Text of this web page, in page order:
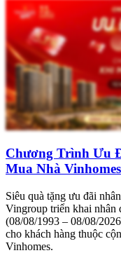
Chương Trình Ưu
Mua Nhà Vinhomes
Siêu quà tặng ưu đãi
Vingroup triển khai nhân
(08/08/1993 – 08/08/
cho khách hàng thuộc
Vinhomes.